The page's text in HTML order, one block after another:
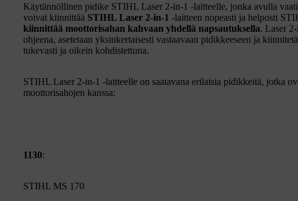
Käytännöllinen pidike STIHL Laser 2-in-1 -laitteelle, jonka avulla
voivat kiinnittää STIHL Laser 2-in-1 -laitteen nopeasti ja helposti
kiinnittää moottorisahan kahvaan yhdellä napsautuksella. Laser
ohjeena, asetetaan yksinkertaisesti vastaavaan pidikkeeseen ja
tukevasti ja oikein kohdistettuna.
STIHL Laser 2-in-1 -laitteelle on saatavana erilaisia pidikkeitä, jotka
moottorisahojen kanssa:
1130:
STIHL MS 170